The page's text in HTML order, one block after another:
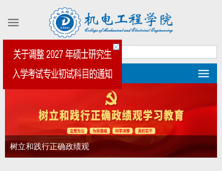
导航
树立和践行正确政绩观